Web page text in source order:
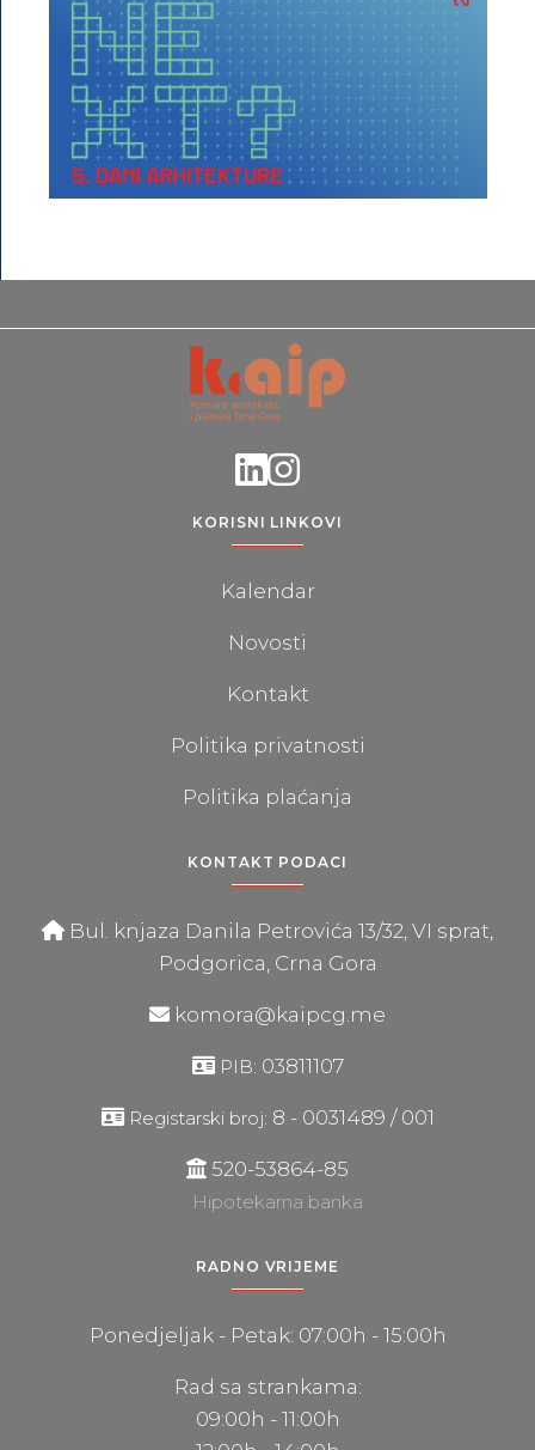
KORISNI LINKOVI
Kalendar
Novosti
Kontakt
Politika privatnosti
Politika plaćanja
KONTAKT PODACI
Bul. knjaza Danila Petrovića 13/32, VI sprat,
Podgorica, Crna Gora
komora@kaipcg.me
PIB: 03811107
Registarski broj: 8 - 0031489 / 001
520-53864-85
Hipotekarna banka
RADNO VRIJEME
Ponedjeljak - Petak: 07:00h - 15:00h
Rad sa strankama:
09:00h - 11:00h